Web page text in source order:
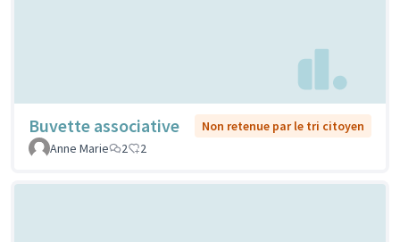
Buvette associative
Non retenue par le tri citoyen
Anne Marie
2 2